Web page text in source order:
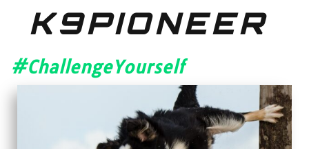
K9PIONEER
#ChallengeYourself